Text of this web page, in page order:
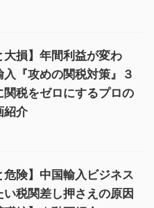
大損】年間利益が変わ
入『攻めの関税対策』３
関税をゼロにするプロの
紹介
危険】中国輸入ビジネス
税関差し押さえの原因